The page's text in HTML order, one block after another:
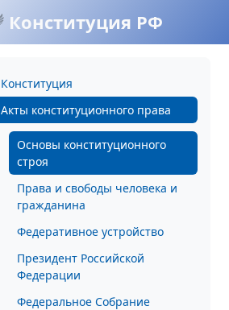
Конституция РФ
Конституция
Акты конституционного права
Основы конституционного
строя
Права и свободы человека и
гражданина
Федеративное устройство
Президент Российской
Федерации
Федеральное Собрание